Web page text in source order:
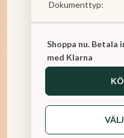
Dokumenttyp:
Shoppa nu. Betala
med Klarna